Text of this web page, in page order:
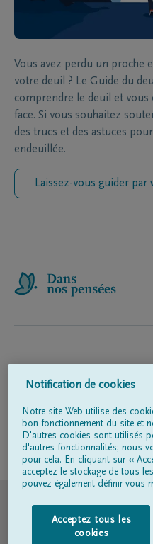
Vous avez perdu un proche
votre deuil ? Le Guide du
comprendre le deuil et
face. Si vous souhaitez
des trucs et des astuces
endeuillée.
Laissez-vous guider par
Suivez-nous sur
Notification de cookies
Notre site Web utilise des
bon fonctionnement du site et
D'autres cookies sont utilisés
d'autres fonctionnalités; nous
pour cela. En cliquant sur «
acceptez le stockage de tous
pouvez également définir vous-
Acceptez tous les
cookies